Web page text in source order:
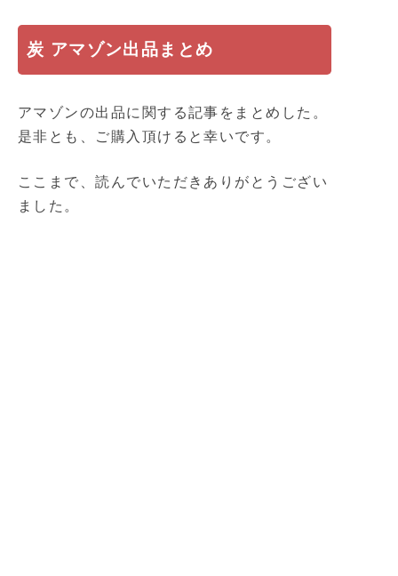
炭 アマゾン出品まとめ
アマゾンの出品に関する記事をまとめした。
是非とも、ご購入頂けると幸いです。
ここまで、読んでいただきありがとうござい
ました。